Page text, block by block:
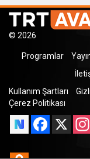
© 2026
Programlar
Kullanım Şartları
Çerez Politikası
Facebook
X
Odnoklassniki